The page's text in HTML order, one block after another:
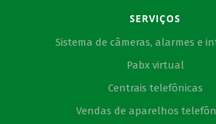
SERVIÇOS
Sistema de câmeras, alarmes e
Pabx virtual
Centrais telefônicas
Vendas de aparelhos